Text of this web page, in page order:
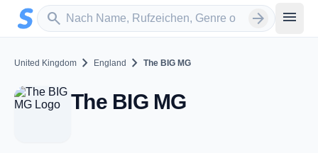
Zum Hauptinhalt springen
search
Sender suchen arrow_forward menu
United Kingdom chevron_right England chevron_right The BIG MG
The BIG MG